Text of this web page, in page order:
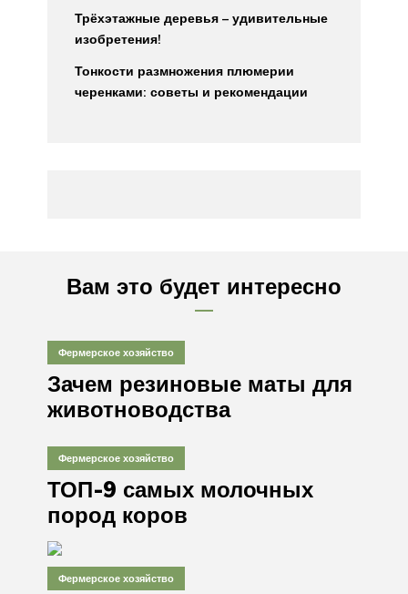
Трёхэтажные деревья – удивительные
изобретения!
Тонкости размножения плюмерии
черенками: советы и рекомендации
Вам это будет интересно
Фермерское хозяйство
Зачем резиновые маты для
животноводства
Фермерское хозяйство
ТОП-9 самых молочных
пород коров
Фермерское хозяйство